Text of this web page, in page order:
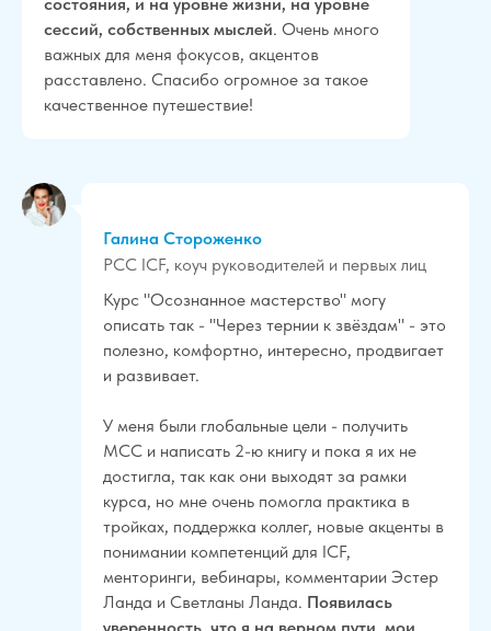
сессий, собственных мыслей. Очень много
важных для меня фокусов, акцентов
расставлено. Спасибо огромное за такое
качественное путешествие!
Галина Стороженко
PCC ICF, коуч руководителей и первых лиц
Курс "Осознанное мастерство" могу
описать так - "Через тернии к звёздам" - это
полезно, комфортно, интересно, продвигает
и развивает.
У меня были глобальные цели - получить
МСС и написать 2-ю книгу и пока я их не
достигла, так как они выходят за рамки
курса, но мне очень помогла практика в
тройках, поддержка коллег, новые акценты в
понимании компетенций для ICF,
менторинги, вебинары, комментарии Эстер
Ланда и Светланы Ланда. Появилась
уверенность, что я на верном пути, мои